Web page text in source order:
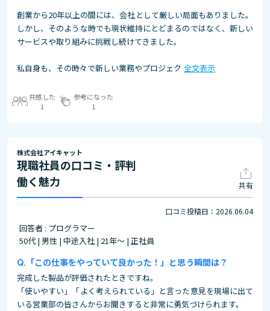
創業から20年以上の間には、会社として厳しい局面もありました。
しかし、そのような時でも現状維持にとどまるのではなく、新しい
サービスや取り組みに挑戦し続けてきました。
私自身も、その時々で新しい業務やプロジェク 全文表示
共感した
1
参考になった
1
株式会社アイキャット
現職社員の口コミ・評判
働く魅力
共有
口コミ投稿日：2026.06.04
回答者 : プログラマー
50代 | 男性 | 中途入社 | 21年～ | 正社員
「この仕事をやっていて良かった！」と思う瞬間は？
完成した製品が評価されたときですね。
「使いやすい」「よく考えられている」と言った意見を現場に出て
いる営業部の皆さんからお聞きすると非常に勇気づけられます。